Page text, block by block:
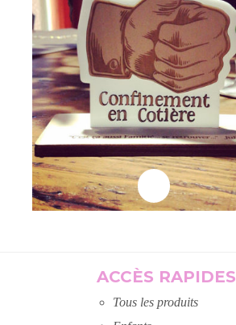
ACCÈS RAPIDES
Tous les produits